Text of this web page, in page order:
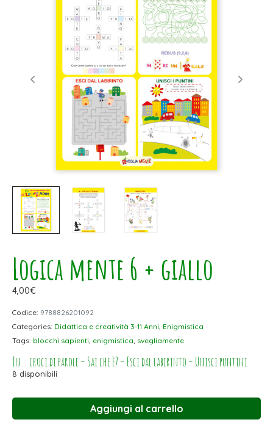
Logica mente 6 + giallo
4,00€
Codice: 9788826201092
Categories: Didattica e creatività 3-11 Anni, Enigmistica
Tags: blocchi sapienti, enigmistica, svegliamente
In… croci di parole – Sai che è? – Esci dal labirinto – Unisci puntini
8 disponibili
Aggiungi al carrello